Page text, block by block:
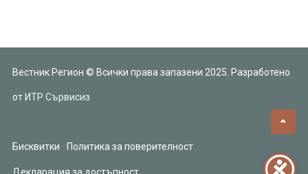
Вестник Регион © Всички права запазени 2025. Разработено
от ИТР Сървисиз
Бисквитки Политика за поверителност
Декларация за достъпност